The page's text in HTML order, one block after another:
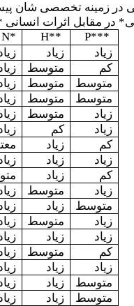
در زمینه تخصصی شان
P***
H**
N*
زیاد
زیاد
کم
متوسط
متوسط
متوسط
متوسط
متوسط
زیاد
متوسط
زیاد
کم
کم
زیاد
زیاد
زیاد
کم
زیاد
زیاد
متوسط
متوسط
زیاد
زیاد
متوسط
زیاد
زیاد
کم
متوسط
زیاد
زیاد
متوسط
زیاد
متوسط
زیاد